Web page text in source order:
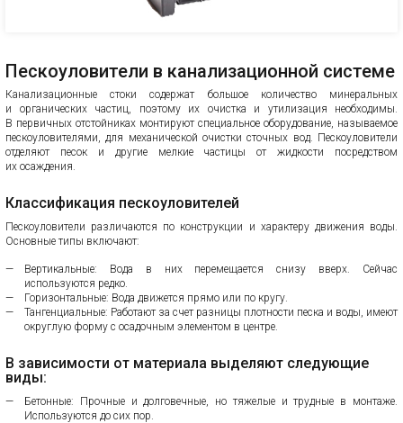
Пескоуловители в канализационной системе
Канализационные стоки содержат большое количество минеральных
и органических частиц, поэтому их очистка и утилизация необходимы.
В первичных отстойниках монтируют специальное оборудование, называемое
пескоуловителями, для механической очистки сточных вод. Пескоуловители
отделяют песок и другие мелкие частицы от жидкости посредством
их осаждения.
Классификация пескоуловителей
Пескоуловители различаются по конструкции и характеру движения воды.
Основные типы включают:
Вертикальные: Вода в них перемещается снизу вверх. Сейчас
используются редко.
Горизонтальные: Вода движется прямо или по кругу.
Тангенциальные: Работают за счет разницы плотности песка и воды, имеют
округлую форму с осадочным элементом в центре.
В зависимости от материала выделяют следующие
виды:
Бетонные: Прочные и долговечные, но тяжелые и трудные в монтаже.
Используются до сих пор.